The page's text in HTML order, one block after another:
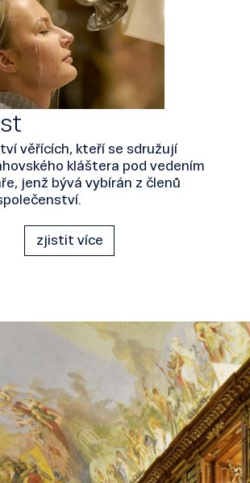
věřících, kteří se sdružují
kláštera pod vedením
jenž bývá vybírán z členů
zjistit více